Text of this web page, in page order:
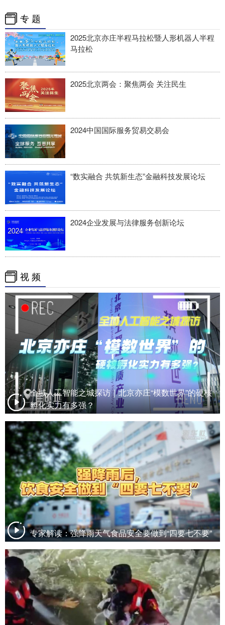
地方频道
北京 天津 河北 山西
辽宁
浙江
山东 河南 湖北
广东
贵州 云南 西藏
陕西
新疆 内蒙古 黑龙江
多语种频道
English
Русский язык 日本語 한국어
Deutsch Português
专 题
2025北京亦庄半程马拉松暨人形机器人半程
马拉松
2025北京两会：聚焦两会 关注民生
2024中国国际服务贸易交易会
“数实融合 共筑新生态”金融科技发展论坛
2024企业发展与法律服务创新论坛
视 频
全域人工智能之城探访｜北京亦庄“模数世界”的硬核
孵化实力有多强？
专家解读：强降雨天气食品安全要做到“四要七不要”